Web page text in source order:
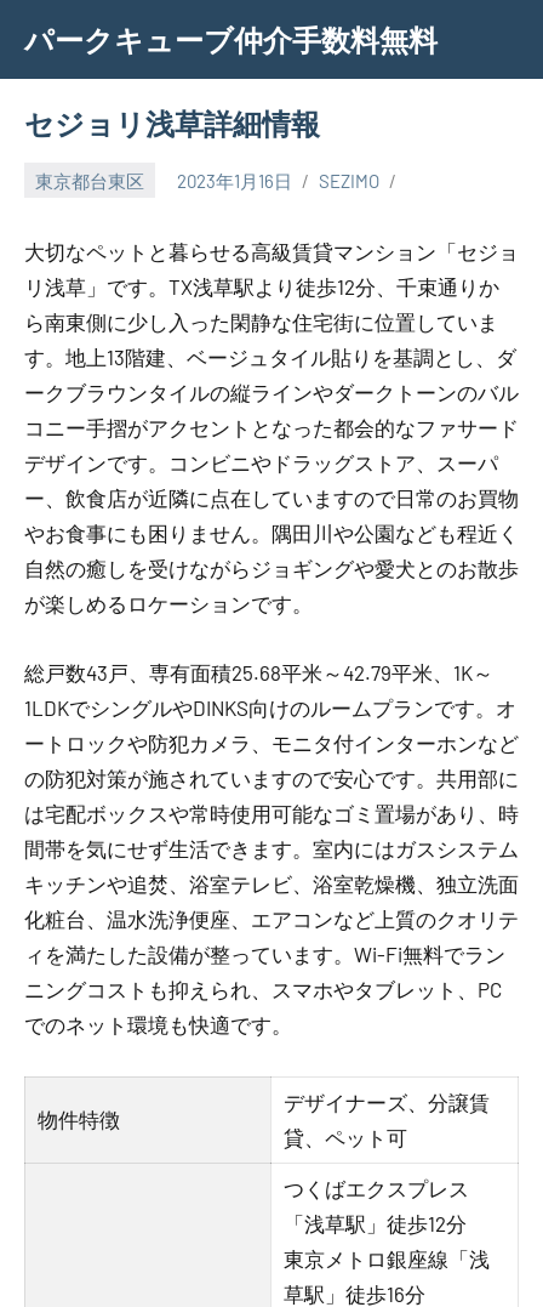
content
パークキューブ仲介手数料無料
セジョリ浅草詳細情報
東京都台東区 2023年1月16日 SEZIMO
大切なペットと暮らせる高級賃貸マンション「セジョ
リ浅草」です。TX浅草駅より徒歩12分、千束通りか
ら南東側に少し入った閑静な住宅街に位置していま
す。地上13階建、ベージュタイル貼りを基調とし、ダ
ークブラウンタイルの縦ラインやダークトーンのバル
コニー手摺がアクセントとなった都会的なファサード
デザインです。コンビニやドラッグストア、スーパ
ー、飲食店が近隣に点在していますので日常のお買物
やお食事にも困りません。隅田川や公園なども程近く
自然の癒しを受けながらジョギングや愛犬とのお散歩
が楽しめるロケーションです。
総戸数43戸、専有面積25.68平米～42.79平米、1K～
1LDKでシングルやDINKS向けのルームプランです。オ
ートロックや防犯カメラ、モニタ付インターホンなど
の防犯対策が施されていますので安心です。共用部に
は宅配ボックスや常時使用可能なゴミ置場があり、時
間帯を気にせず生活できます。室内にはガスシステム
キッチンや追焚、浴室テレビ、浴室乾燥機、独立洗面
化粧台、温水洗浄便座、エアコンなど上質のクオリテ
ィを満たした設備が整っています。Wi-Fi無料でラン
ニングコストも抑えられ、スマホやタブレット、PC
でのネット環境も快適です。
物件特徴
デザイナーズ、分譲賃
貸、ペット可
つくばエクスプレス
「浅草駅」徒歩12分
東京メトロ銀座線「浅
草駅」徒歩16分